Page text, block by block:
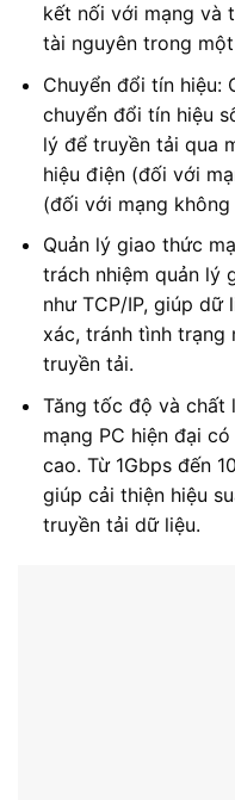
kết nối với mạng và
tài nguyên trong
Chuyển đổi tín hiệu:
chuyển đổi tín hiệu
lý để truyền tải qua
hiệu điện (đối với
(đối với mạng không
Quản lý giao thức
trách nhiệm quản lý
như TCP/IP, giúp dữ
xác, tránh tình
truyền tải.
Tăng tốc độ và chất
mạng PC hiện đại
cao. Từ 1Gbps đến
giúp cải thiện hiệu
truyền tải dữ liệu.